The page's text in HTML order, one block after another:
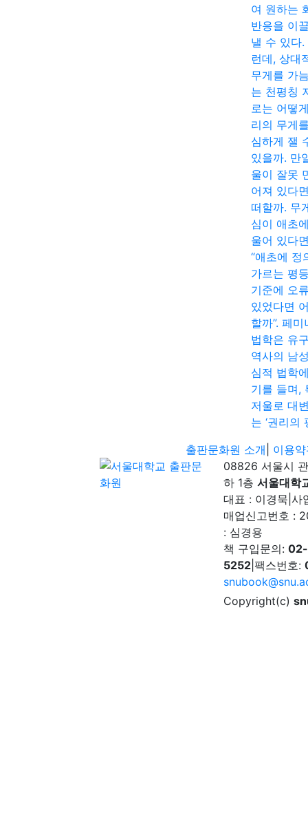
여 원하는
반응을 이
낼 수 있다.
런데, 상대
무게를 가
는 천평칭
로는 어떻
리의 무게
심하게 잴
있을까. 만
울이 잘못
어져 있다
떠할까. 무
심이 애초
울어 있다
“애초에 정
가르는 평
기준에 오
있었다면
할까”. 페미
법학은 유
역사의 남
심적 법학
기를 들며,
저울로 대
는 ‘권리의
출판문화원 소개
이용
08826 서울시
하 1층 서울대학
대표 : 이경묵 사
매업신고번호 :
: 심경용
책 구입문의:
5252 팩스번호:
Copyright(c)